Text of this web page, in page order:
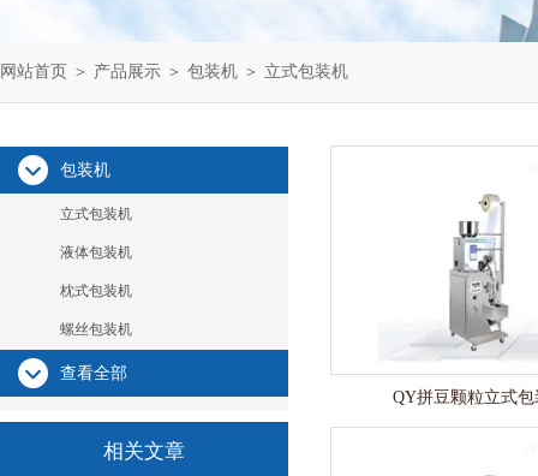
网站首页 ＞ 产品展示 ＞ 包装机 ＞ 立式包装机
包装机
立式包装机
液体包装机
枕式包装机
螺丝包装机
查看全部
相关文章
QY拼豆颗粒立式包